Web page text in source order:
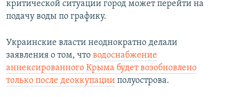
критической ситуации город может перейти на
подачу воды по графику.
Украинские власти неоднократно делали
заявления о том, что водоснабжение
аннексированного Крыма будет возобновлено
только после деоккупации полуострова.